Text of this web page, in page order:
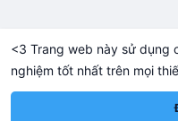
<3 Trang web này sử dụng
nghiệm tốt nhất trên mọi
-0.04% Solana